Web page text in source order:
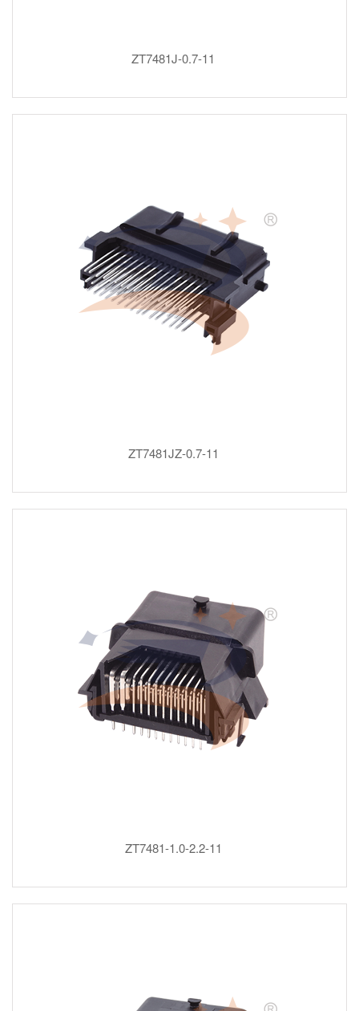
ZT7481J-0.7-11
ZT7481JZ-0.7-11
ZT7481-1.0-2.2-11